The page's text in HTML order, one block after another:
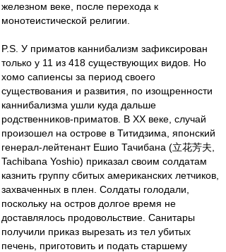
железном веке, после перехода к
монотеистической религии.
P.S. У приматов каннибализм зафиксирован
только у 11 из 418 существующих видов. Но
хомо сапиенсы за период своего
существования и развития, по изощренности
каннибализма ушли куда дальше
родственников-приматов. В ХХ веке, случай
произошел на острове в Титидзима, японский
генерал-лейтенант Ешио Тачибана (立花芳夫,
Tachibana Yoshio) приказал своим солдатам
казнить группу сбитых американских летчиков,
захваченных в плен. Солдаты голодали,
поскольку на остров долгое время не
доставлялось продовольствие. Санитары
получили приказ вырезать из тел убитых
печень, приготовить и подать старшему